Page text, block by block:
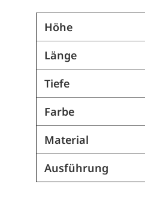
Höhe
Länge
Tiefe
Farbe
Material
Ausführung